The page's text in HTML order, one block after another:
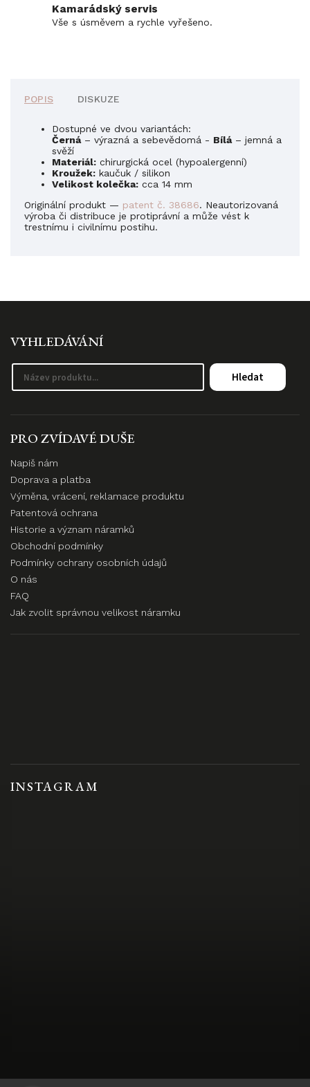
Kamarádský servis
Vše s úsměvem a rychle vyřešeno.
POPIS DISKUZE
Dostupné ve dvou variantách:
Černá– výrazná a sebevědomá - Bílá– jemná a
svěží
Materiál: chirurgická ocel (hypoalergenní)
Kroužek: kaučuk / silikon
Velikost kolečka: cca 14 mm
Originální produkt — patent č. 38686. Neautorizovaná
výroba či distribuce je protiprávní a může vést k
trestnímu i civilnímu postihu.
INSTAGRAM
VYHLEDÁVÁNÍ
Hledat
PRO ZVÍDAVÉ DUŠE
Napiš nám
Doprava a platba
Výměna, vrácení, reklamace produktu
Patentová ochrana
Historie a význam náramků
Obchodní podmínky
Podmínky ochrany osobních údajů
O nás
FAQ
Jak zvolit správnou velikost náramku